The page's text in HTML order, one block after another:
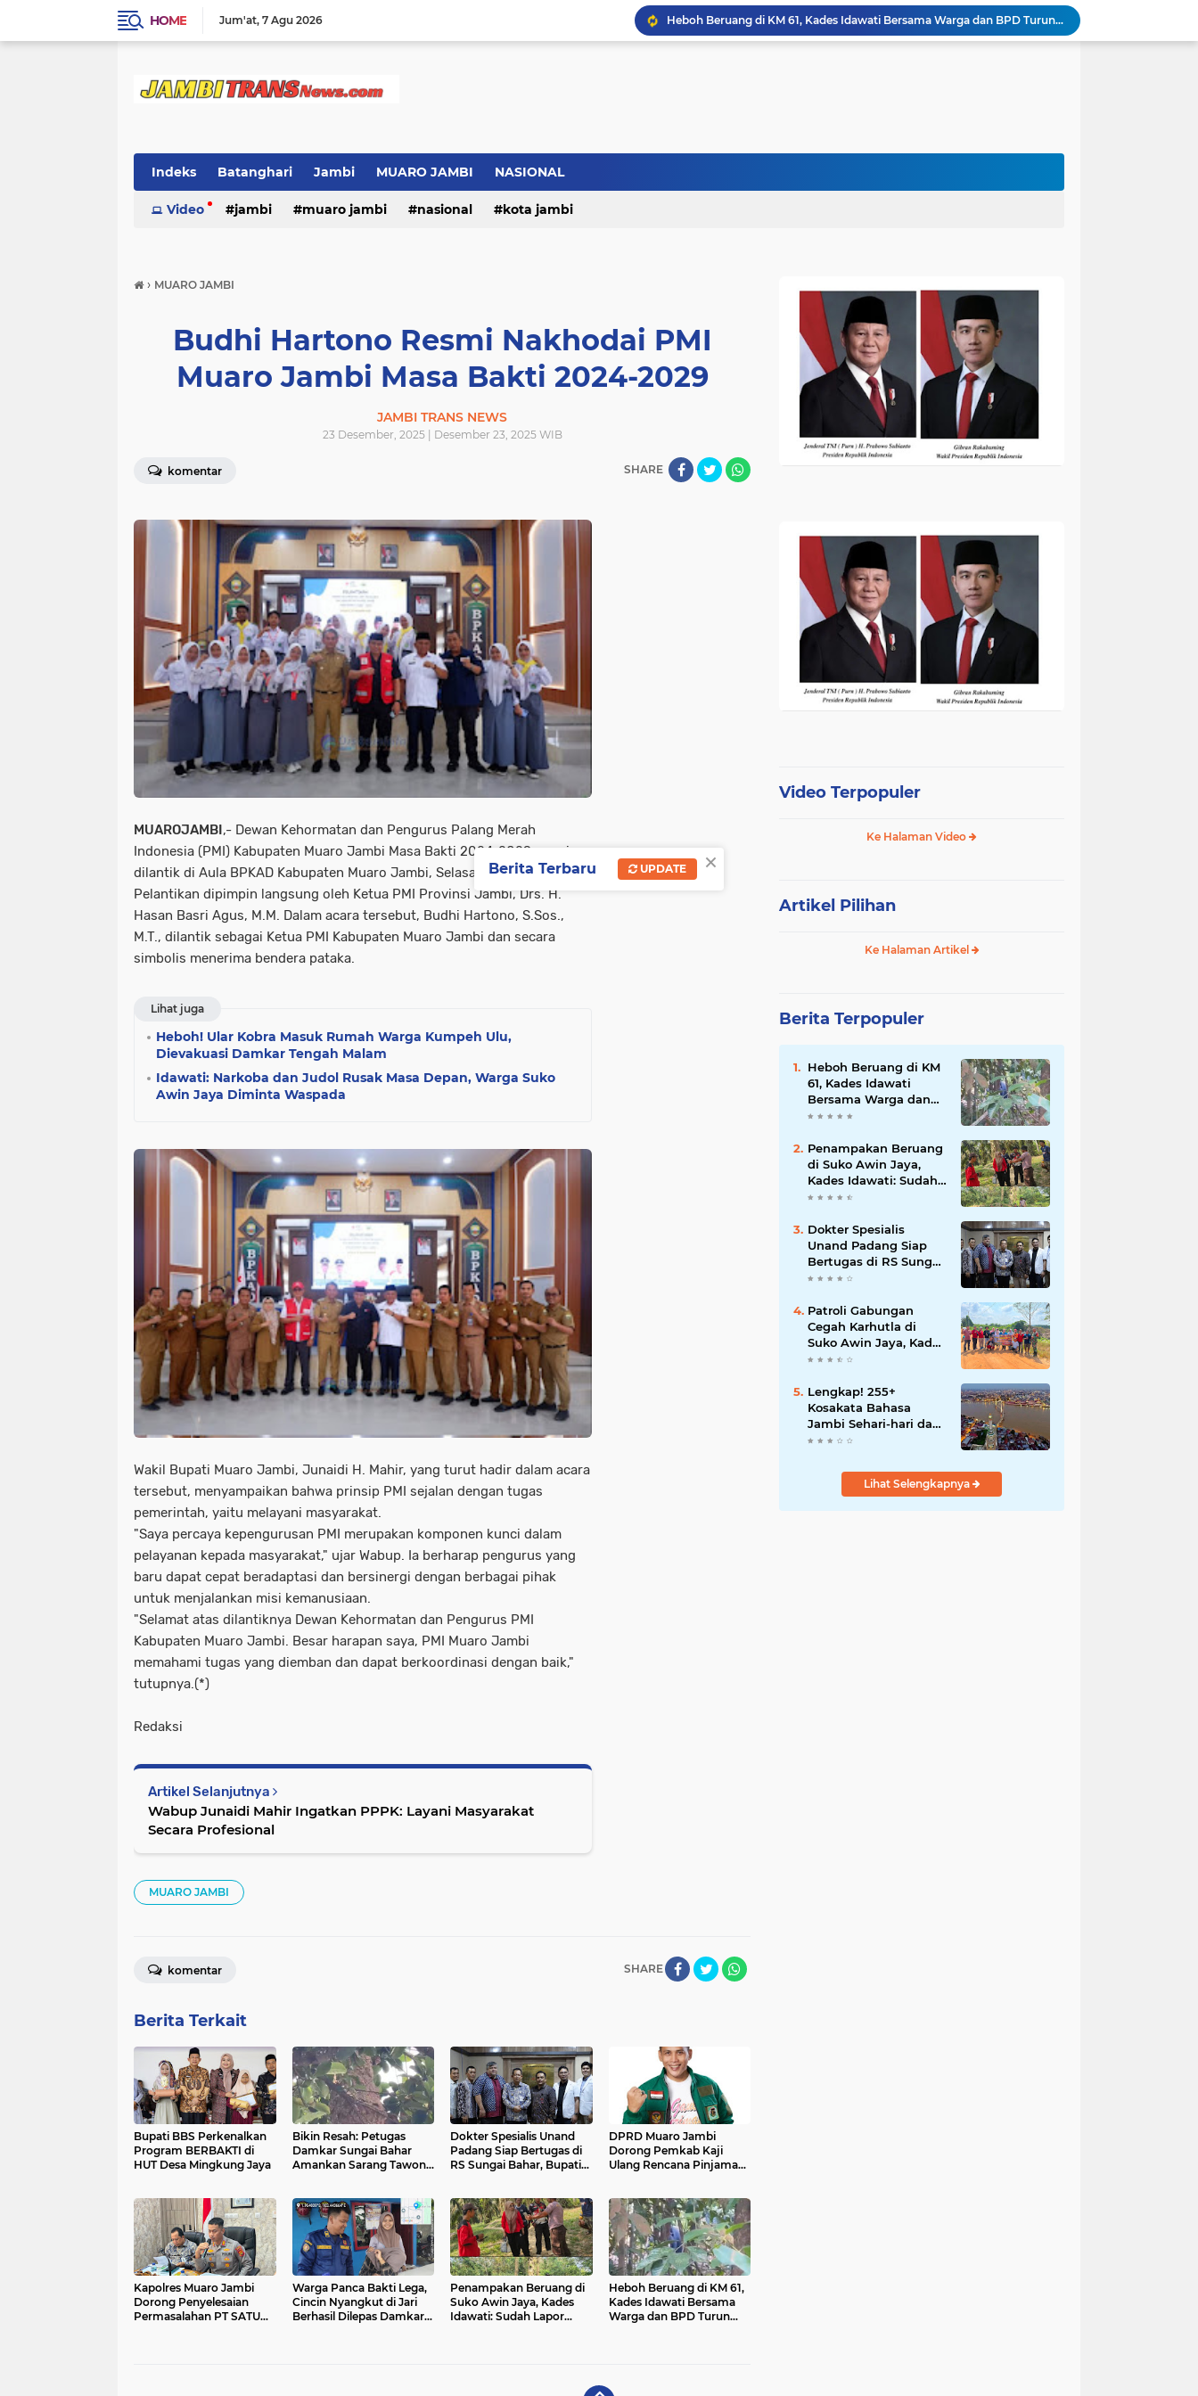
HOME Jum'at 7 Agu 2026
Heboh Beruang di KM 61, Kades Idawati Bersama Warga dan BPD Turun Langsung ke Lokasi
Bupati BBS Perkenalkan Program BERBAKTI di HUT Desa Mingkung Jaya
26 Menit Tuntas! Damkar Sungai Bahar Evakuasi Ular di Halaman Rumah Warga
Indeks Batanghari Jambi MUARO JAMBI NASIONAL
Video jambi muaro jambi nasional kota jambi
› MUARO JAMBI
Budhi Hartono Resmi Nakhodai PMI
Muaro Jambi Masa Bakti 2024-2029
JAMBI TRANS NEWS
23 Desember, 2025 | Desember 23, 2025 WIB
komentar SHARE
MUAROJAMBI,- Dewan Kehormatan dan Pengurus Palang Merah
Indonesia (PMI) Kabupaten Muaro Jambi Masa Bakti 2024-2029 resmi
dilantik di Aula BPKAD Kabupaten Muaro Jambi, Selasa (23/12/2025).
Pelantikan dipimpin langsung oleh Ketua PMI Provinsi Jambi, Drs. H.
Hasan Basri Agus, M.M. Dalam acara tersebut, Budhi Hartono, S.Sos.,
M.T., dilantik sebagai Ketua PMI Kabupaten Muaro Jambi dan secara
simbolis menerima bendera pataka.
Lihat juga
Heboh! Ular Kobra Masuk Rumah Warga Kumpeh Ulu,
Dievakuasi Damkar Tengah Malam
Idawati: Narkoba dan Judol Rusak Masa Depan, Warga Suko
Awin Jaya Diminta Waspada
Wakil Bupati Muaro Jambi, Junaidi H. Mahir, yang turut hadir dalam acara
tersebut, menyampaikan bahwa prinsip PMI sejalan dengan tugas
pemerintah, yaitu melayani masyarakat.
"Saya percaya kepengurusan PMI merupakan komponen kunci dalam
pelayanan kepada masyarakat," ujar Wabup. Ia berharap pengurus yang
baru dapat cepat beradaptasi dan bersinergi dengan berbagai pihak
untuk menjalankan misi kemanusiaan.
"Selamat atas dilantiknya Dewan Kehormatan dan Pengurus PMI
Kabupaten Muaro Jambi. Besar harapan saya, PMI Muaro Jambi
memahami tugas yang diemban dan dapat berkoordinasi dengan baik,"
tutupnya.(*)
Redaksi
Artikel Selanjutnya
Wabup Junaidi Mahir Ingatkan PPPK: Layani Masyarakat
Secara Profesional
MUARO JAMBI
SHARE
komentar
Berita Terkait
Bupati BBS Perkenalkan
Program BERBAKTI di
HUT Desa Mingkung Jaya
Bikin Resah: Petugas
Damkar Sungai Bahar
Amankan Sarang Tawon
Dokter Spesialis Unand
Padang Siap Bertugas di
RS Sungai Bahar, Bupati
DPRD Muaro Jambi
Dorong Pemkab Kaji
Ulang Rencana Pinjaman
Kapolres Muaro Jambi
Dorong Penyelesaian
Permasalahan PT SATU
Warga Panca Bakti Lega,
Cincin Nyangkut di Jari
Berhasil Dilepas Damkar
Penampakan Beruang di
Suko Awin Jaya, Kades
Idawati: Sudah Lapor
Heboh Beruang di KM 61,
Kades Idawati Bersama
Warga dan BPD Turun
Video Terpopuler
Ke Halaman Video
Artikel Pilihan
Ke Halaman Artikel
Berita Terpopuler
Heboh Beruang di KM
61, Kades Idawati
Bersama Warga dan
BPD Turun Langsung
Penampakan Beruang
di Suko Awin Jaya,
Kades Idawati: Sudah
Lapor BKSDA Jambi
Dokter Spesialis
Unand Padang Siap
Bertugas di RS Sungai
Bahar, Bupati BBS
Patroli Gabungan
Cegah Karhutla di
Suko Awin Jaya, Kades
Idawati Gandeng PT
Lengkap! 255+
Kosakata Bahasa
Jambi Sehari-hari dan
Artinya
Lihat Selengkapnya
×
Berita Terbaru UPDATE